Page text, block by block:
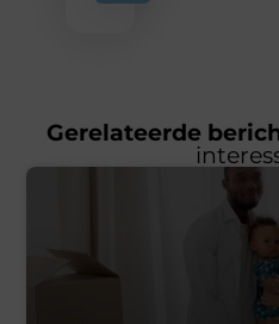
Gerelateerde